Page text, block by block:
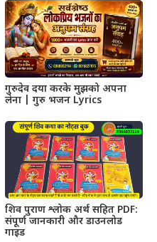
गुरुदेव दया करके मुझको अपना
लेना | गुरु भजन Lyrics
शिव पुराण श्लोक अर्थ सहित PDF:
संपूर्ण जानकारी और डाउनलोड
गाइड